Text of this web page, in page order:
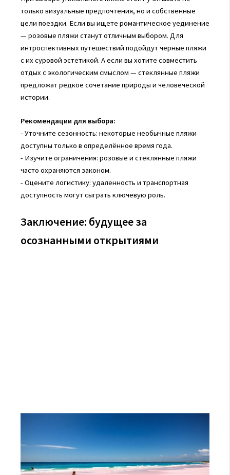
только визуальные предпочтения, но и собственные
цели поездки. Если вы ищете романтическое уединение
— розовые пляжи станут отличным выбором. Для
интроспективных путешествий подойдут черные пляжи
с их суровой эстетикой. А если вы хотите совместить
отдых с экологическим смыслом — стеклянные пляжи
предложат редкое сочетание природы и человеческой
истории.
Рекомендации для выбора:
- Уточните сезонность: некоторые необычные пляжи
доступны только в определённое время года.
- Изучите ограничения: розовые и стеклянные пляжи
часто охраняются законом.
- Оцените логистику: удаленность и транспортная
доступность могут сыграть ключевую роль.
Заключение: будущее за
осознанными открытиями